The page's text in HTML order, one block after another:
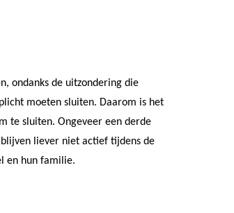
ondanks de uitzondering die
moeten sluiten. Daarom is het
te sluiten. Ongeveer een derde
blijven liever niet actief tijdens de
en hun familie.